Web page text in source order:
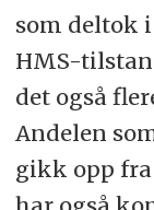
som deltok
HMS-
det også
Andelen
gikk opp fra